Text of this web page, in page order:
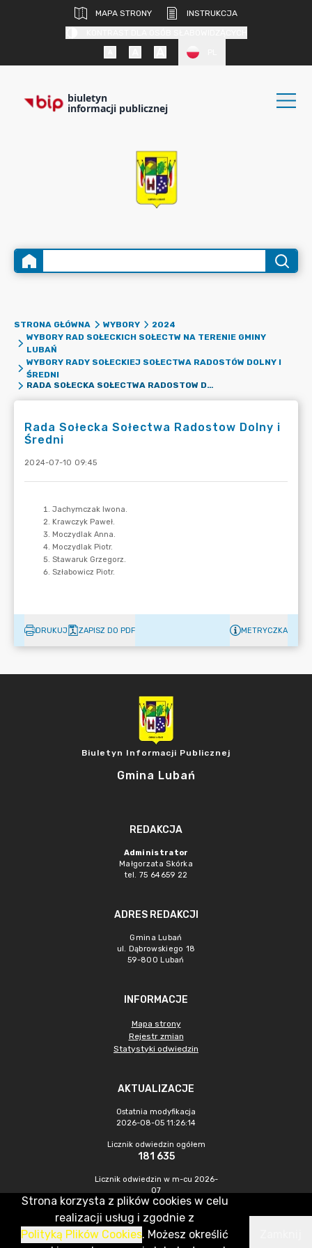
MAPA STRONY
INSTRUKCJA
biuletyn
informacji publicznej
STRONA GŁÓWNA WYBORY
2024
WYBORY RAD SOŁECKICH SOŁECTW NA TERENIE GMINY
LUBAŃ
WYBORY RADY SOŁECKIEJ SOŁECTWA RADOSTÓW DOLNY I
ŚREDNI
RADA SOŁECKA SOŁECTWA RADOSTOW DOLNY I ŚREDNI
Rada Sołecka Sołectwa Radostow Dolny i
Średni
2024-07-10 09:45
DRUKUJ ZAPISZ DO PDF METRYCZKA
Biuletyn Informacji Publicznej
Gmina Lubań
REDAKCJA
Administrator
Małgorzata Skórka
tel. 75 64659 22
ADRES REDAKCJI
Gmina Lubań
ul. Dąbrowskiego 18
59-800 Lubań
INFORMACJE
Mapa strony
Rejestr zmian
Statystyki odwiedzin
AKTUALIZACJE
Ostatnia modyfikacja
2026-08-05 11:26:14
Licznik odwiedzin ogółem
181 635
Licznik odwiedzin w m-cu 2026-
07
226
CMS & Hosting: Nefeni Sp. z o.o.
Strona korzysta z plików cookies w celu
realizacji usług i zgodnie z
Polityką Plików Cookies. Możesz określić